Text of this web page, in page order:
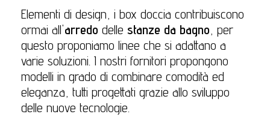
Elementi di design, i box doccia contribuiscono
ormai all'arredo delle stanze da bagno , per
questo proponiamo linee che si adattano a
varie soluzioni. I nostri fornitori propongono
modelli in grado di combinare comodità ed
eleganza, tutti progettati grazie allo sviluppo
delle nuove tecnologie.